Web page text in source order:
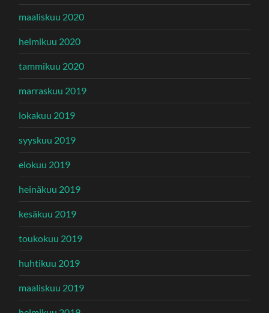
maaliskuu 2020
helmikuu 2020
tammikuu 2020
marraskuu 2019
lokakuu 2019
syyskuu 2019
elokuu 2019
heinäkuu 2019
kesäkuu 2019
toukokuu 2019
huhtikuu 2019
maaliskuu 2019